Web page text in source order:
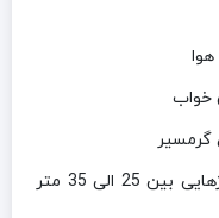
خواب
مناسب برای محیط هایی با متراژهایی بین 25 الی 35 متر